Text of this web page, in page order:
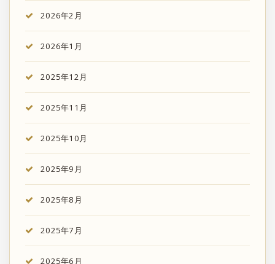
2026年2月
2026年1月
2025年12月
2025年11月
2025年10月
2025年9月
2025年8月
2025年7月
2025年6月